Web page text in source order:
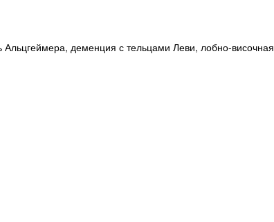
деменция с тельцами Леви, лобно-височная